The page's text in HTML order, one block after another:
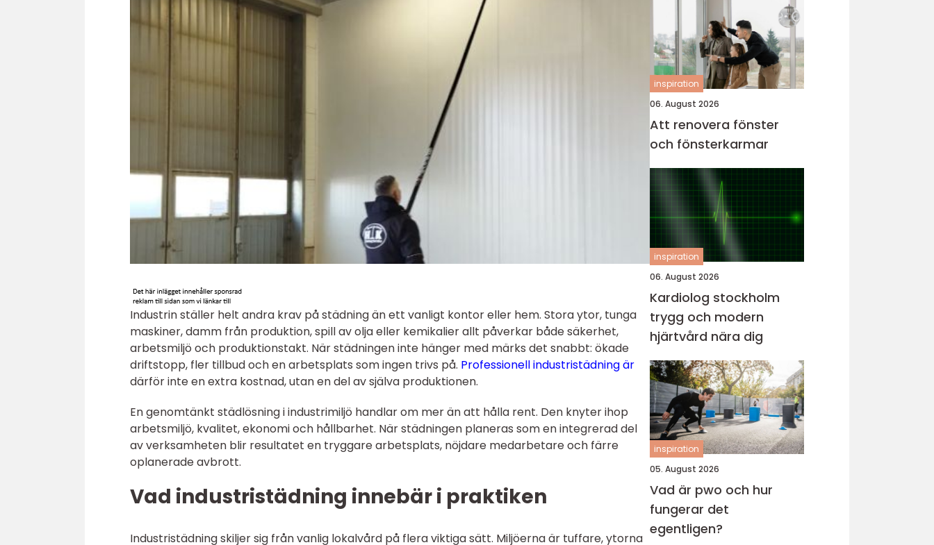
Industrin ställer helt andra krav på städning än ett vanligt kontor eller hem. Stora ytor, tunga
maskiner, damm från produktion, spill av olja eller kemikalier allt påverkar både säkerhet,
arbetsmiljö och produktionstakt. När städningen inte hänger med märks det snabbt: ökade
driftstopp, fler tillbud och en arbetsplats som ingen trivs på. Professionell industristädning är
därför inte en extra kostnad, utan en del av själva produktionen.
En genomtänkt städlösning i industrimiljö handlar om mer än att hålla rent. Den knyter ihop
arbetsmiljö, kvalitet, ekonomi och hållbarhet. När städningen planeras som en integrerad del
av verksamheten blir resultatet en tryggare arbetsplats, nöjdare medarbetare och färre
oplanerade avbrott.
Vad industristädning innebär i praktiken
Industristädning skiljer sig från vanlig lokalvård på flera viktiga sätt. Miljöerna är tuffare, ytorna
inspiration
06. August 2026
Att renovera fönster
och fönsterkarmar
inspiration
06. August 2026
Kardiolog stockholm
trygg och modern
hjärtvård nära dig
inspiration
05. August 2026
Vad är pwo och hur
fungerar det
egentligen?